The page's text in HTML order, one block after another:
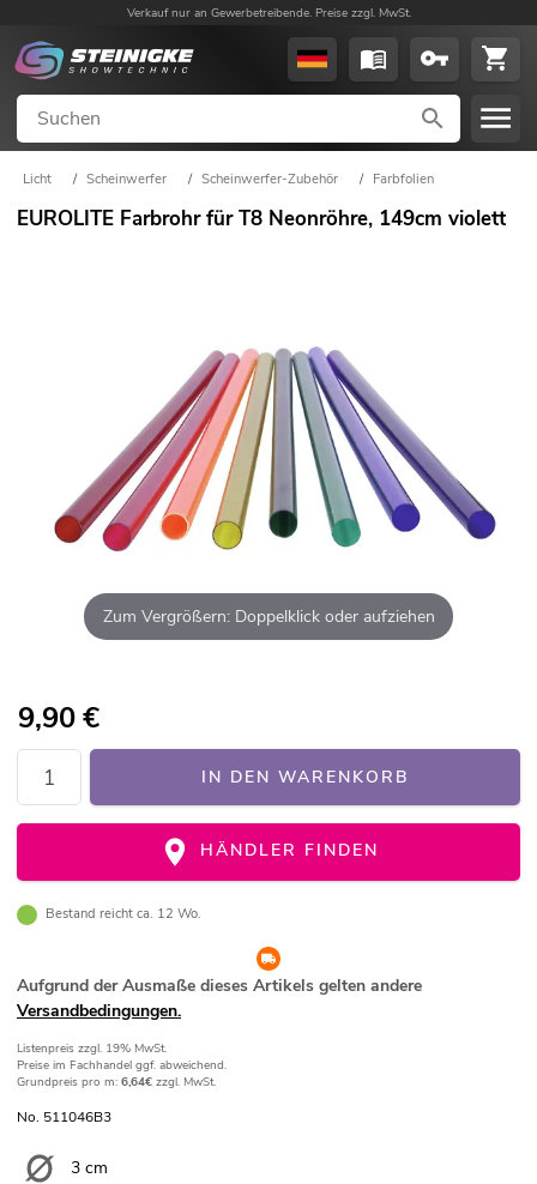
Verkauf nur an Gewerbetreibende. Preise zzgl. MwSt.
Licht / Scheinwerfer / Scheinwerfer-Zubehör / Farbfolien
EUROLITE Farbrohr für T8 Neonröhre, 149cm violett
Zum Vergrößern: Doppelklick oder aufziehen
9,90€
IN DEN WARENKORB
HÄNDLER FINDEN
Bestand reicht ca. 12 Wo.
Aufgrund der Ausmaße dieses Artikels gelten andere
Versandbedingungen.
Listenpreis zzgl. 19% MwSt.
Preise im Fachhandel ggf. abweichend.
Grundpreis pro m: 6,64€ zzgl. MwSt.
No. 511046B3
3 cm